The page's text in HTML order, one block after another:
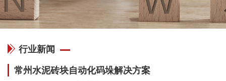
行业新闻
常州水泥砖块自动化码垛解决方案